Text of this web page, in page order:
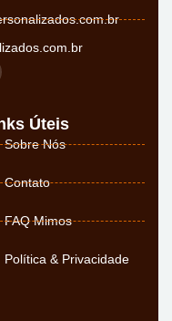
Úteis
Sobre Nós
Contato
FAQ Mimos
Política & Privacidade